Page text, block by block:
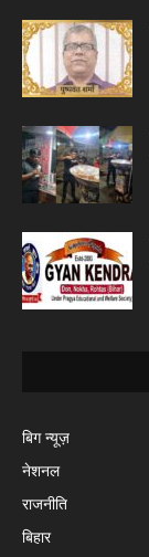
बिग न्यूज़
नेशनल
राजनीति
बिहार